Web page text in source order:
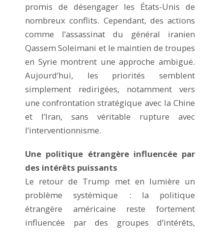
promis de désengager les États-Unis de
nombreux conflits. Cependant, des actions
comme l’assassinat du général iranien
Qassem Soleimani et le maintien de troupes
en Syrie montrent une approche ambiguë.
Aujourd’hui, les priorités semblent
simplement redirigées, notamment vers
une confrontation stratégique avec la Chine
et l’Iran, sans véritable rupture avec
l’interventionnisme.
Une politique étrangère influencée par
des intérêts puissants
Le retour de Trump met en lumière un
problème systémique : la politique
étrangère américaine reste fortement
influencée par des groupes d’intérêts,